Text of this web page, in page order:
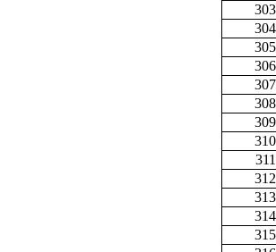
303
304
305
306
307
308
309
310
311
312
313
314
315